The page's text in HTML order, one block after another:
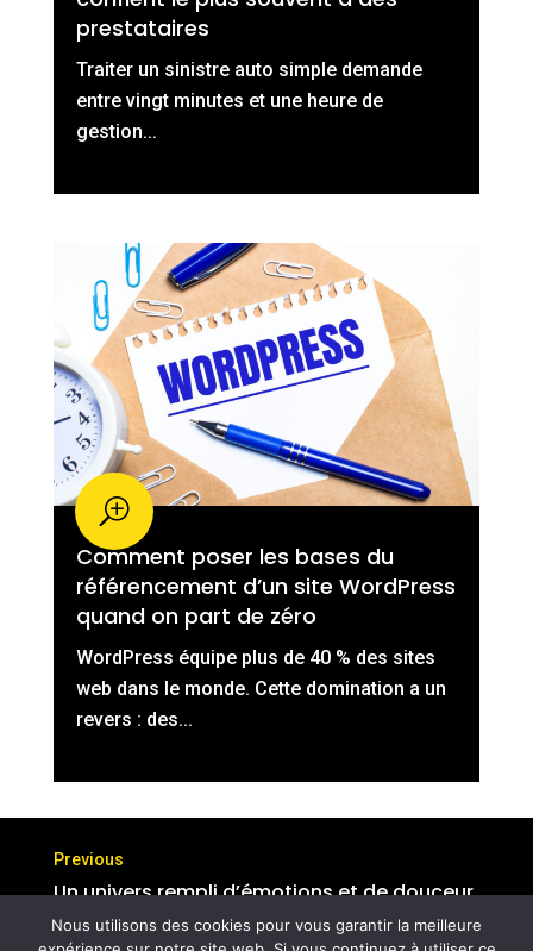
prestataires
Traiter un sinistre auto simple demande
entre vingt minutes et une heure de
gestion...
Comment poser les bases du
référencement d’un site WordPress
quand on part de zéro
WordPress équipe plus de 40 % des sites
web dans le monde. Cette domination a un
revers : des...
Un univers rempli d’émotions et de douceur
Nous utilisons des cookies pour vous garantir la meilleure